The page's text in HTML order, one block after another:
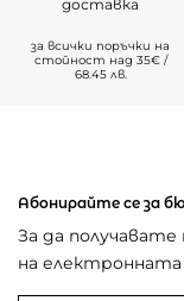
доставка
за всички поръчки на
стойност над 35€ /
68.45 лв.
Абонирайте се за
За да
на